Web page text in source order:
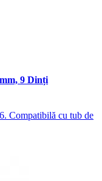
9 Dinți
Compatibilă cu tub de